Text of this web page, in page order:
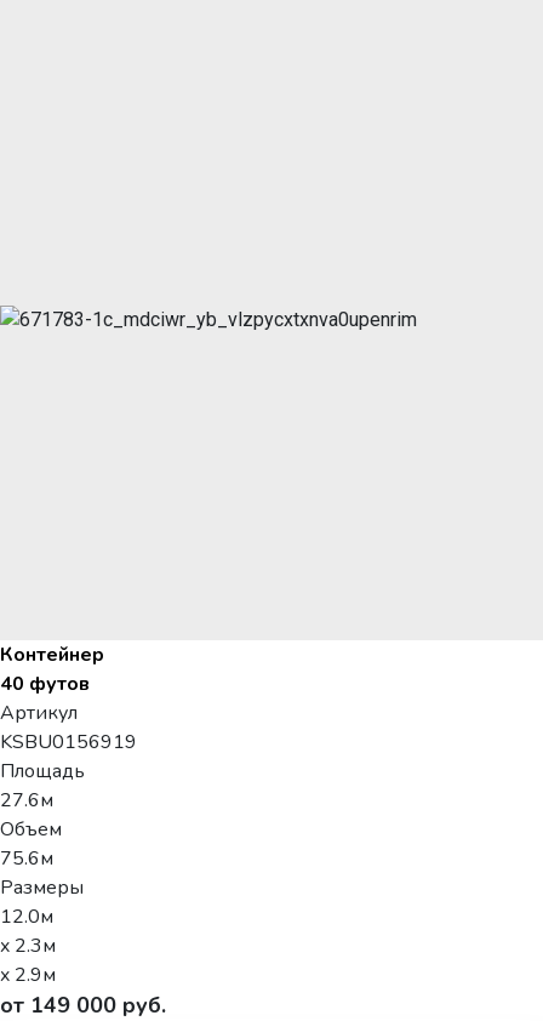
Контейнер
40 футов
Артикул
KSBU0156919
Площадь
27.6м
Объем
75.6м
Размеры
12.0м
x 2.3м
x 2.9м
от 149 000 руб.